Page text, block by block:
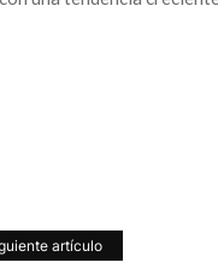
artículo